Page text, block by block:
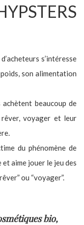
s’intéresse
son alimentation
beaucoup de
rêver, voyager et leur
du phénomène de
aime jouer le jeu des
ou “voyager”.
bio,